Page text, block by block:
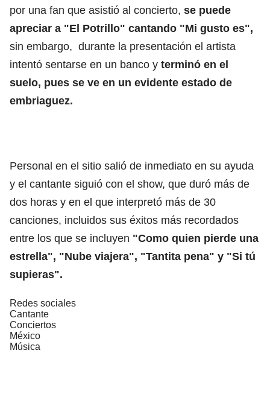
por una fan que asistió al concierto, se puede
apreciar a "El Potrillo" cantando "Mi gusto es",
sin embargo, durante la presentación el artista
intentó sentarse en un banco y terminó en el
suelo, pues se ve en un evidente estado de
embriaguez.
Personal en el sitio salió de inmediato en su ayuda
y el cantante siguió con el show, que duró más de
dos horas y en el que interpretó más de 30
canciones, incluidos sus éxitos más recordados
entre los que se incluyen "Como quien pierde una
estrella", "Nube viajera", "Tantita pena" y "Si tú
supieras".
Redes sociales
Cantante
Conciertos
México
Música